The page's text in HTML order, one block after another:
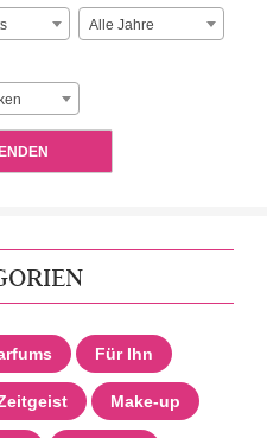
Alle Jahre
Für Ihn
Make-up